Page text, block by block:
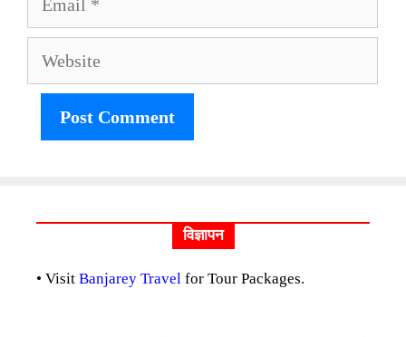
Website
विज्ञापन
• Visit Banjarey Travel for Tour Packages.